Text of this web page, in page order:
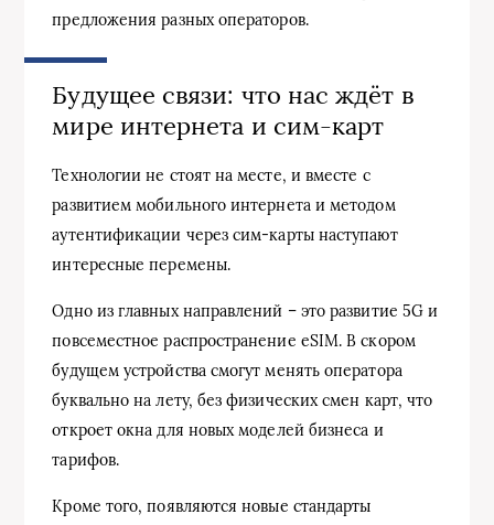
предложения разных операторов.
Будущее связи: что нас ждёт в
мире интернета и сим-карт
Технологии не стоят на месте, и вместе с
развитием мобильного интернета и методом
аутентификации через сим-карты наступают
интересные перемены.
Одно из главных направлений – это развитие 5G и
повсеместное распространение eSIM. В скором
будущем устройства смогут менять оператора
буквально на лету, без физических смен карт, что
откроет окна для новых моделей бизнеса и
тарифов.
Кроме того, появляются новые стандарты